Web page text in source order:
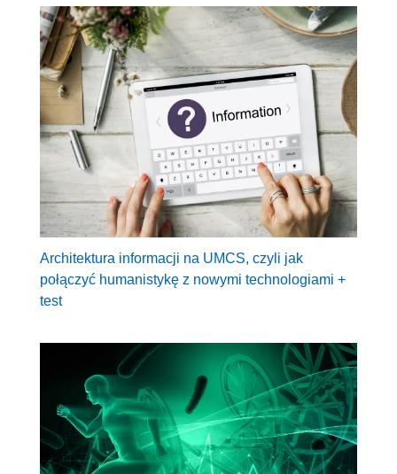
Architektura informacji na UMCS, czyli jak
połączyć humanistykę z nowymi technologiami +
test